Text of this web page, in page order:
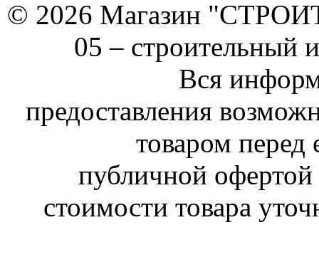
© 2026 Магазин
05 – строительный
Вся
предоставления
товаром перед
публичной
стоимости товара